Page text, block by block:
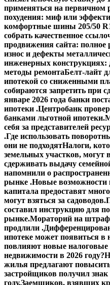
применяться на первичном
похудения: миф или
комфортные шины 205/50
собрать качественное
продвижения сайта: полное
износ и дефекты
инженерных конструкциях:
методы ремонтаБелт-лайт
ипотекой со сниженными
собираются запретить при
январе 2026 года банки
ипотеки .Центробанк
банками льготной ипотеки.
себя за представителей
.Где использовать
они не подходятНалоги,
земельных участков, могут
сдерживать выдачу
напомнили о
рынке .Новые возможности
капитала предоставят
могут взяться за садоводов.
составил инструкцию для
рынке.Мораторий на
продлили .
ипотеке может появиться в
повлияют новые
недвижимости в 2026 году?
жилья предлагают
застройщиков получил
году.Заемщиков, взявших